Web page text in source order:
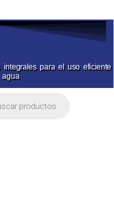
integrales para el uso eficiente
agua